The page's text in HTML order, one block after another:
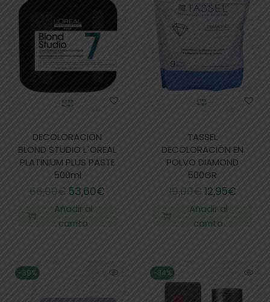
DECOLORACIÓN
BLOND STUDIO L´OREAL
PLATINIUM PLUS PASTE
500ml
66,00€53,60€
Añadir al
carrito
TASSEL
DECOLORACIÓN EN
POLVO DIAMOND
500GR
19,00€12,95€
Añadir al
carrito
-39% -34%